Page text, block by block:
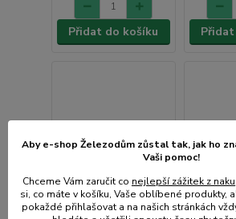
Přidat do košíku
Aby e-shop Železodům zůstal tak, jak ho
Vaši pomoc!
Chceme Vám zaručit co nejlepší zážitek z
si, co máte v košíku, Vaše oblíbené produkty,
pokaždé přihlašovat a na našich stránkách